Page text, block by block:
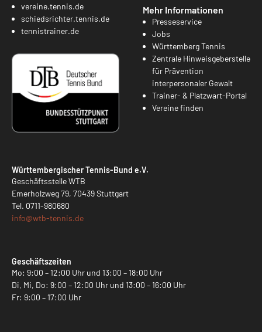
vereine.tennis.de
schiedsrichter.tennis.de
tennistrainer.de
Mehr Informationen
Presseservice
Jobs
Württemberg Tennis
Zentrale Hinweisgeberstelle
für Prävention
interpersonaler Gewalt
Trainer- & Platzwart-Portal
Vereine finden
Württembergischer Tennis-Bund e.V.
Geschäftsstelle WTB
Emerholzweg 79, 70439 Stuttgart
Tel. 0711-980680
info@wtb-tennis.de
Geschäftszeiten
Mo: 9:00 – 12:00 Uhr und 13:00 – 18:00 Uhr
Di, Mi, Do: 9:00 – 12:00 Uhr und 13:00 – 16:00 Uhr
Fr: 9:00 – 17:00 Uhr